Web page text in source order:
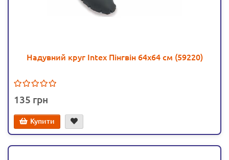
Надувний круг Intex Пінгвін 64х64 см (59220)
135
Купити